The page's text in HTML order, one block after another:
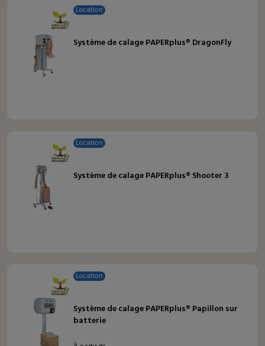
Location
Système de calage PAPERplus® DragonFly
Location
Système de calage PAPERplus® Shooter 3
Location
Système de calage PAPERplus® Papillon sur
batterie